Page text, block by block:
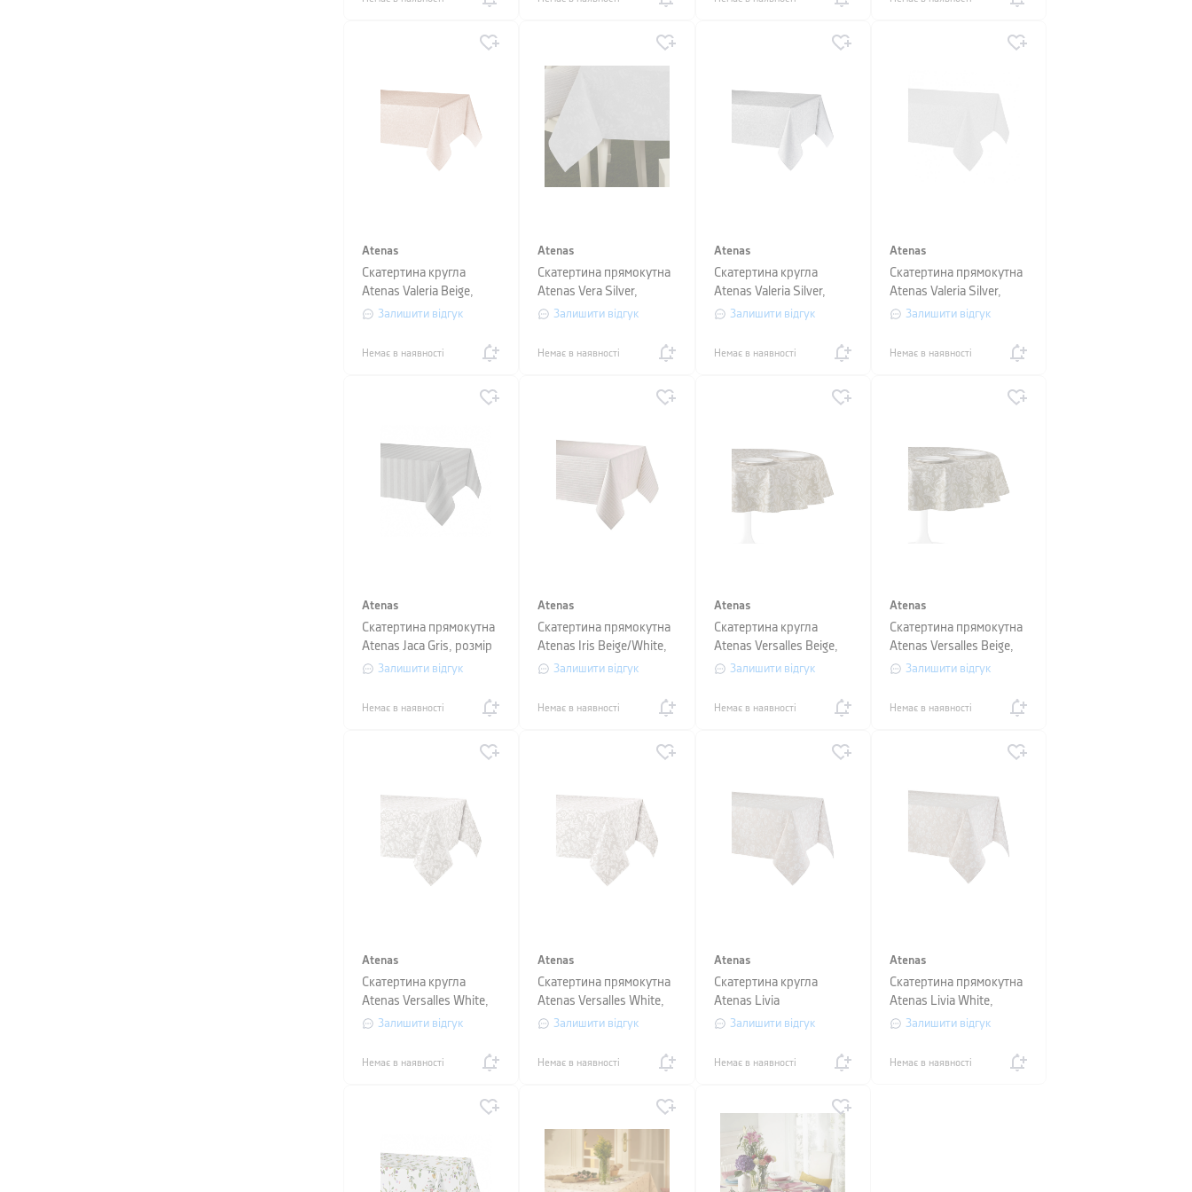
Atenas
Скатертина кругла
Atenas Valeria Beige,
діаметр 160 см
Залишити відгук
Немає в наявності
Atenas
Скатертина прямокутна
Atenas Vera Silver,
розмір 150х250 см
Залишити відгук
Немає в наявності
Atenas
Скатертина кругла
Atenas Valeria Silver,
діаметр 160 см
Залишити відгук
Немає в наявності
Atenas
Скатертина прямокутна
Atenas Valeria Silver,
розмір 160х250 см
Залишити відгук
Немає в наявності
Atenas
Скатертина прямокутна
Atenas Jaca Gris, розмір
160х250 см
Залишити відгук
Немає в наявності
Atenas
Скатертина прямокутна
Atenas Iris Beige/White,
розмір 150х250 см
Залишити відгук
Немає в наявності
Atenas
Скатертина кругла
Atenas Versalles Beige,
діаметр 150 см
Залишити відгук
Немає в наявності
Atenas
Скатертина прямокутна
Atenas Versalles Beige,
розмір 150х250 см
Залишити відгук
Немає в наявності
Atenas
Скатертина кругла
Atenas Versalles White,
діаметр 150 см
Залишити відгук
Немає в наявності
Atenas
Скатертина прямокутна
Atenas Versalles White,
розмір 150х250 см
Залишити відгук
Немає в наявності
Atenas
Скатертина кругла
Atenas Livia
White/Colorful, діаметр
Залишити відгук
Немає в наявності
Atenas
Скатертина прямокутна
Atenas Livia White,
розмір 150х250 см
Залишити відгук
Немає в наявності